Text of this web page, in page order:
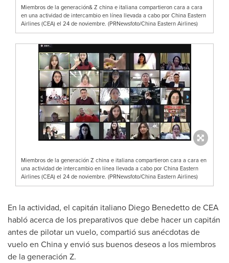
Miembros de la generación& Z china e italiana compartieron cara a cara
en una actividad de intercambio en línea llevada a cabo por China Eastern
Airlines (CEA) el 24 de noviembre. (PRNewsfoto/China Eastern Airlines)
Miembros de la generación Z china e italiana compartieron cara a cara en
una actividad de intercambio en línea llevada a cabo por China Eastern
Airlines (CEA) el 24 de noviembre. (PRNewsfoto/China Eastern Airlines)
En la actividad, el capitán italiano Diego Benedetto de CEA
habló acerca de los preparativos que debe hacer un capitán
antes de pilotar un vuelo, compartió sus anécdotas de
vuelo en Chinay envió sus buenos deseos a los miembros
de la generación Z.